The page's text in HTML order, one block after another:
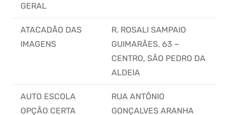
GERAL
ATACADÃO DAS
IMAGENS
R. ROSALI SAMPAIO
GUIMARÃES, 63 –
CENTRO, SÃO PEDRO DA
ALDEIA
AUTO ESCOLA
OPÇÃO CERTA
RUA ANTÔNIO
GONÇALVES ARANHA